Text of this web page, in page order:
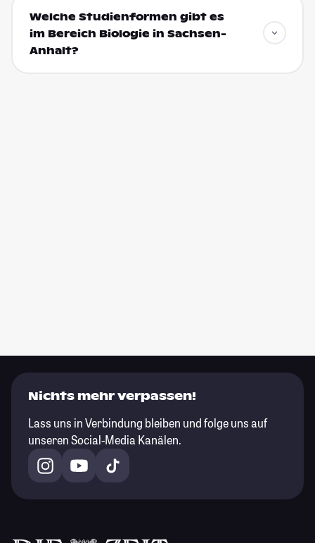
Welche Studienformen gibt es
im Bereich Biologie in Sachsen-
Anhalt?
Nichts mehr verpassen!
Lass uns in Verbindung bleiben und folge uns auf
unseren Social-Media Kanälen.